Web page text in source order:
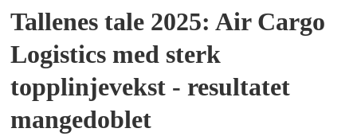
Tallenes tale 2025: Air Cargo
Logistics med sterk
topplinjevekst - resultatet
mangedoblet